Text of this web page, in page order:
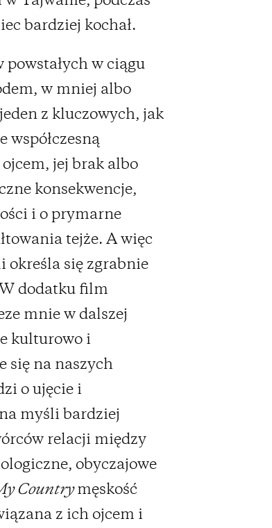
bardziej kochał.
w ciągu
w mniej albo
z kluczowych, jak
współczesną
jej brak albo
konsekwencje,
i o prymarne
tejże. A więc
określa się zgrabnie
dodatku film
mnie w dalszej
kulturowo i
się na naszych
o ujęcie i
myśli bardziej
relacji między
obyczajowe
Countrymęskość
z ich ojcem i